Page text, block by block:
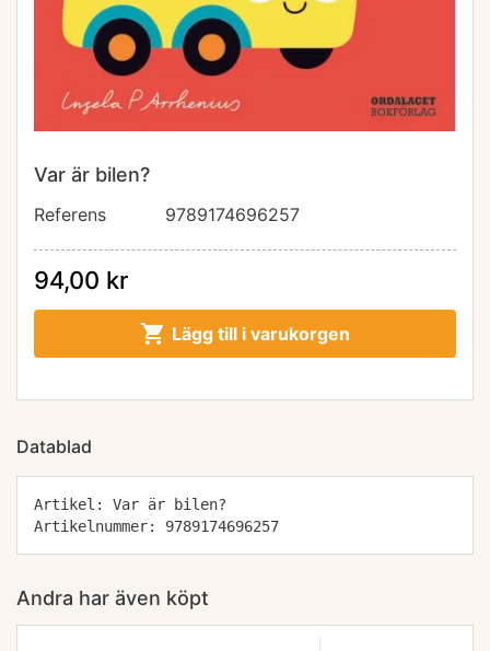
Var är bilen?
Referens 9789174696257
94,00 kr
 Lägg till i varukorgen
Datablad
Artikel: Var är bilen?
Artikelnummer: 9789174696257
Andra har även köpt